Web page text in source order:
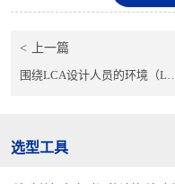
者检查。为此，将思考过程
在记录笔记本上，可由此做
不要在设计完毕后立即出图
上一篇
围绕LCA设计人员的环境（LCA设计
选型工具